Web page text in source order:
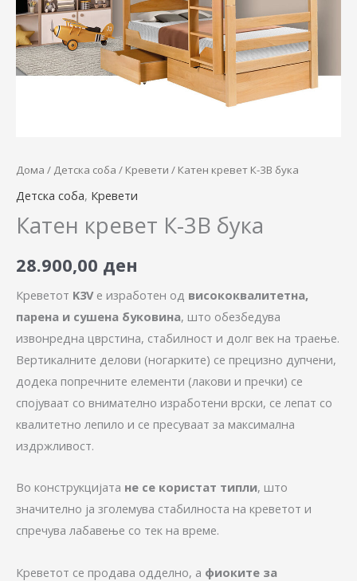
Дома / Детска соба / Кревети / Катен кревет К-3В бука
Детска соба, Кревети
Катен кревет К-3В бука
28.900,00 ден
Креветот K3Vе изработен од висококвалитетна,
парена и сушена буковина, што обезбедува
извонредна цврстина, стабилност и долг век на траење.
Вертикалните делови (ногарките) се прецизно дупчени,
додека попречните елементи (лакови и пречки) се
спојуваат со внимателно изработени врски, се лепат со
квалитетно лепило и се пресуваат за максимална
издржливост.
Во конструкцијата не се користат типли, што
значително ја зголемува стабилноста на креветот и
спречува лабавење со тек на време.
Креветот се продава одделно, а фиоките за